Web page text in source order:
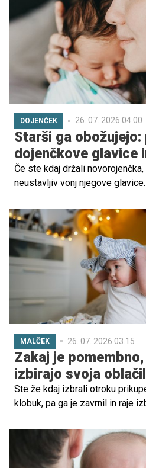
zabaval otroke, hkrati pa
odraslim.
DOJENČEK 26. 07. 2026 04.00
Starši ga obožujejo:
dojenčkove glavice
Če ste kdaj držali
neustavljiv vonj njegove
evolucijsko funkcijo, ki krepi
MALČEK 26. 07. 2026 03.15
Zakaj je
izbirajo svoja
Ste že kdaj izbrali otroku
klobuk, pa ga je zavrnil in raje
otrokovega samoizražanja in
tem članku boste izvedeli,
dovoliti, da sami izbirajo svoja